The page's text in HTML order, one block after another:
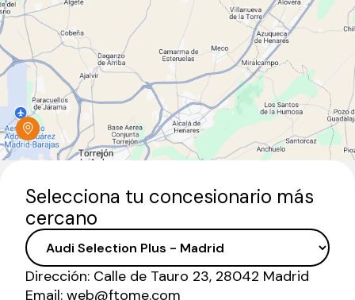
Selecciona tu concesionario más
cercano
Dirección: Calle de Tauro 23, 28042 Madrid
Email: web@ftome.com